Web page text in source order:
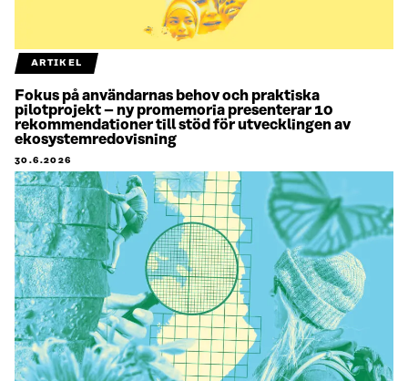
ARTIKEL
Fokus på användarnas behov och praktiska
pilotprojekt – ny promemoria presenterar 10
rekommendationer till stöd för utvecklingen av
ekosystemredovisning
30.6.2026